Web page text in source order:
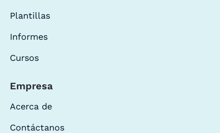
Plantillas
Informes
Cursos
Empresa
Acerca de
Contáctanos